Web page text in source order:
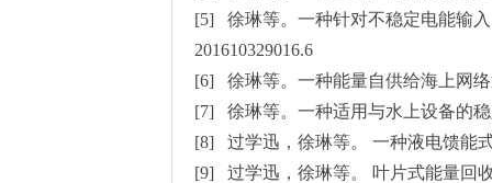
[5] 徐琳等。一种针对不稳定电能输
201610329016.6
[6] 徐琳等。一种能量自供给海上网络
[7] 徐琳等。一种适用与水上设备的稳
[8] 过学迅，徐琳等。 一种液电馈能
[9] 过学迅，徐琳等。 叶片式能量回